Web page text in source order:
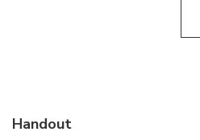
Handout